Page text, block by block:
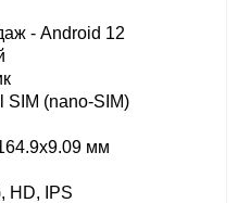
- Android 12
SIM (nano-SIM)
мм
HD, IPS